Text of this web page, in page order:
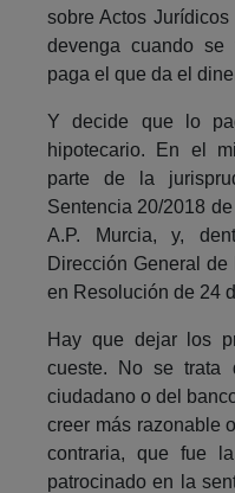
sobre Actos
devenga cuando
paga el que da el
Y decide que lo
hipotecario. En el
parte de la
Sentencia 20/2018
A.P. Murcia, y,
Dirección General
en Resolución de 24
Hay que dejar los
cueste. No se trata
ciudadano o del
creer más razonable
contraria, que fue
patrocinado en la